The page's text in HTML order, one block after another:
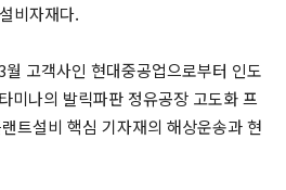
비자재다.
고객사인 현대중공업으로부터 인도
미나의 발릭파판 정유공장 고도화 프
트설비 핵심 기자재의 해상운송과 현